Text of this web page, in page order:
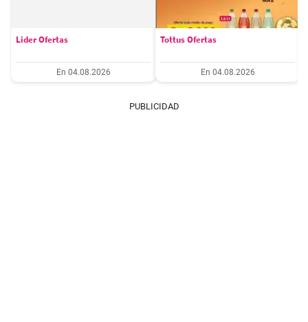
Lider Ofertas
En 04.08.2026
Tottus Ofertas
En 04.08.2026
PUBLICIDAD